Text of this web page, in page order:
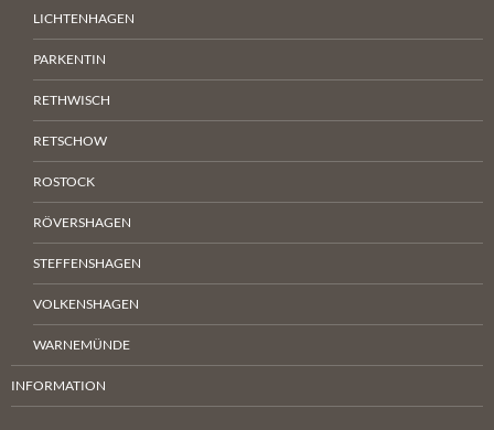
LICHTENHAGEN
PARKENTIN
RETHWISCH
RETSCHOW
ROSTOCK
RÖVERSHAGEN
STEFFENSHAGEN
VOLKENSHAGEN
WARNEMÜNDE
INFORMATION